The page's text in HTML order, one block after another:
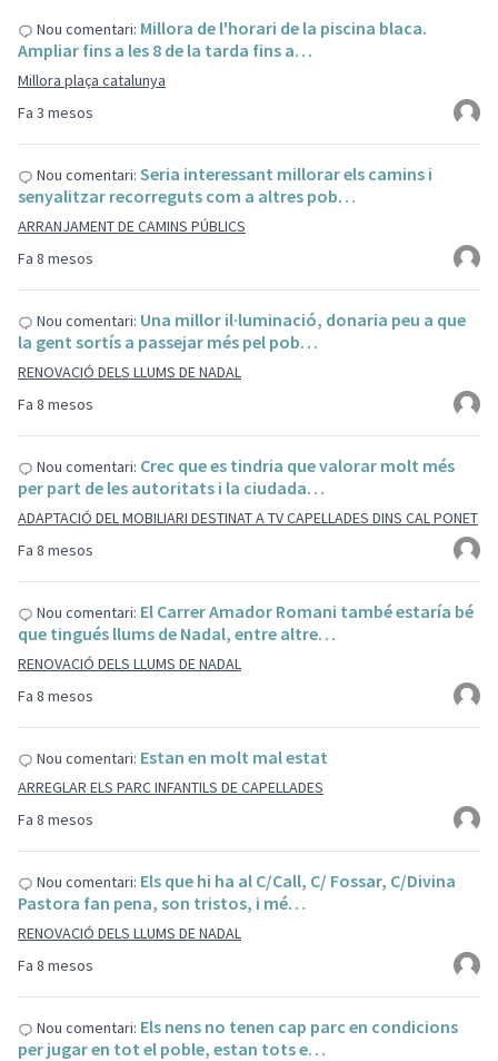
Fa 3 mesos
Nou comentari: Millora de l'horari de la piscina blaca.
Ampliar fins a les 8 de la tarda fins a…
Millora plaça catalunya
Fa 8 mesos
Nou comentari: Seria interessant millorar els camins i
senyalitzar recorreguts com a altres pob…
ARRANJAMENT DE CAMINS PÚBLICS
Fa 8 mesos
Nou comentari: Una millor il·luminació, donaria peu a que
la gent sortís a passejar més pel pob…
RENOVACIÓ DELS LLUMS DE NADAL
Fa 8 mesos
Nou comentari: Crec que es tindria que valorar molt més
per part de les autoritats i la ciudada…
ADAPTACIÓ DEL MOBILIARI DESTINAT A TV CAPELLADES DINS CAL PONET
Fa 8 mesos
Nou comentari: El Carrer Amador Romani també estaría bé
que tingués llums de Nadal, entre altre…
RENOVACIÓ DELS LLUMS DE NADAL
Fa 8 mesos
Nou comentari: Estan en molt mal estat
ARREGLAR ELS PARC INFANTILS DE CAPELLADES
Fa 8 mesos
Nou comentari: Els que hi ha al C/Call, C/ Fossar, C/Divina
Pastora fan pena, son tristos, i mé…
RENOVACIÓ DELS LLUMS DE NADAL
Nou comentari: Els nens no tenen cap parc en condicions
per jugar en tot el poble, estan tots e…